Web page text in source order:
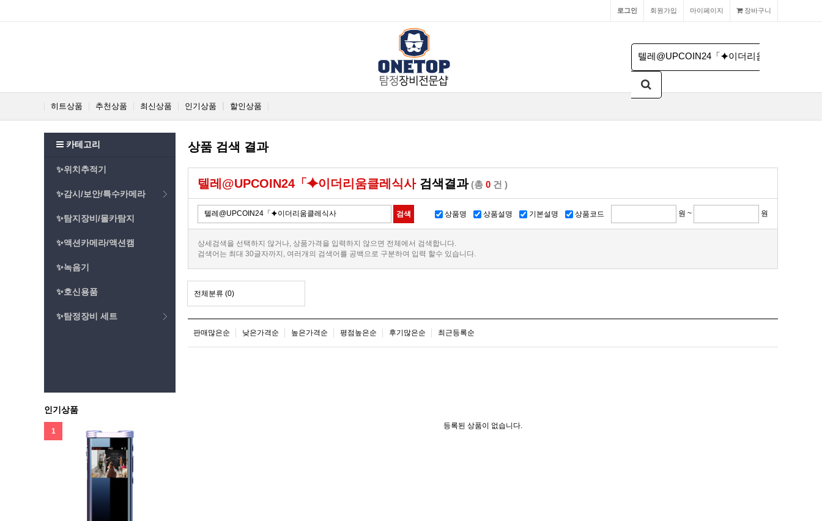
장바구니
마이페이지
회원가입
로그인
히트상품 추천상품 최신상품 인기상품 할인상품
카테고리
✨위치추적기
✨감시/보안/특수카메라
✨탐지장비/몰카탐지
✨액션카메라/액션캠
✨녹음기
✨호신용품
✨탐정장비 세트
인기상품
1
상품 검색 결과
텔레@UPCOIN24「⯌이더리움클레식사검색결과(총 0 건 )
상품명 상품설명 기본설명 상품코드 원 ~ 원
상세검색을 선택하지 않거나, 상품가격을 입력하지 않으면 전체에서 검색합니다.
검색어는 최대 30글자까지, 여러개의 검색어를 공백으로 구분하여 입력 할수 있습니다.
전체분류 (0)
판매많은순 낮은가격순 높은가격순 평점높은순 후기많은순 최근등록순
등록된 상품이 없습니다.